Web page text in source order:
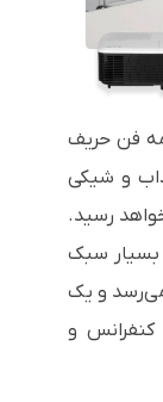
فن حریف
و شیکی
رسید.
کیلوگرم وزن بسیار سبک
ساعت می‌رسد و یک
کنفرانس و